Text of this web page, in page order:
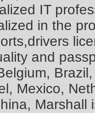
IT
in the
and
Mexico,
Marshall